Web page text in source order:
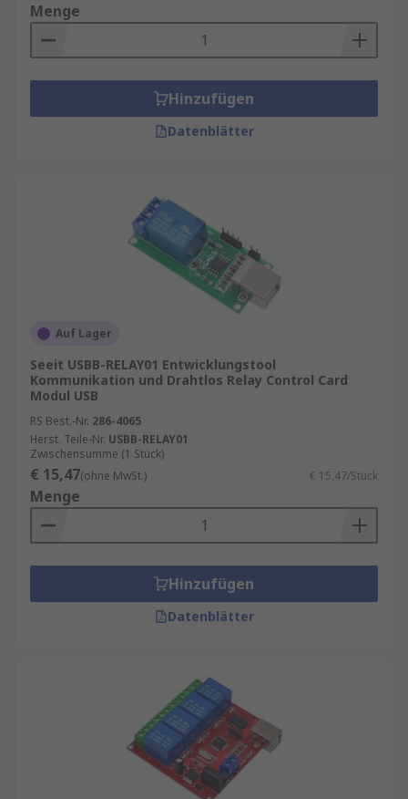
Menge
Hinzufügen
Datenblätter
Auf Lager
Seeit USBB-RELAY01 Entwicklungstool
Kommunikation und Drahtlos Relay Control Card
Modul USB
RS Best.-Nr. 286-4065
Herst. Teile-Nr. USBB-RELAY01
Zwischensumme (1 Stück)
€ 15,47(ohne MwSt.) € 15,47/Stück
Menge
Hinzufügen
Datenblätter